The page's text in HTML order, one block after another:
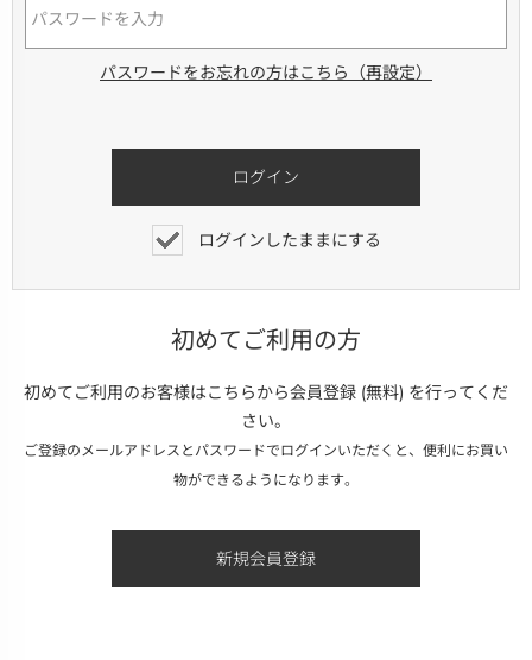
パスワードをお忘れの方はこちら（再設定）
ログインしたままにする
初めてご利用の方
初めてご利用のお客様はこちらから会員登録 (無料) を行ってくだ
さい。
ご登録のメールアドレスとパスワードでログインいただくと、便利にお買い
物ができるようになります。